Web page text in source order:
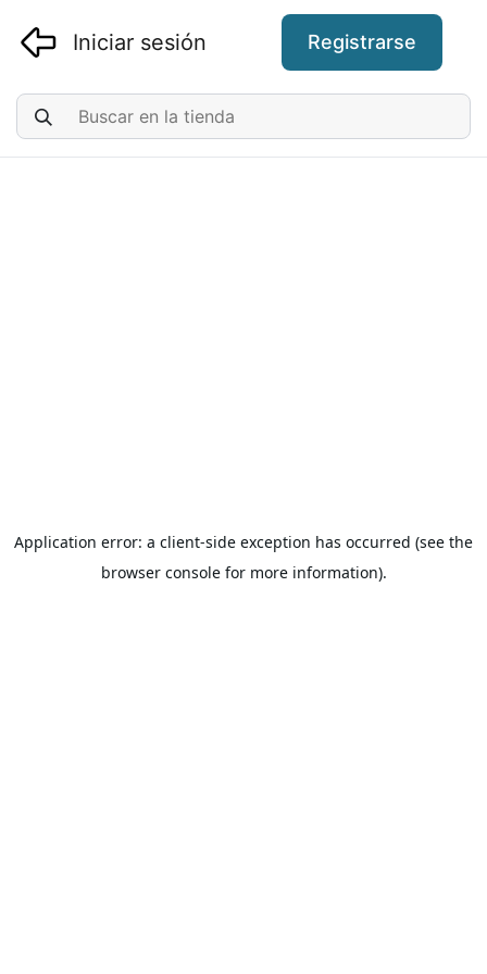
Iniciar sesión Registrarse